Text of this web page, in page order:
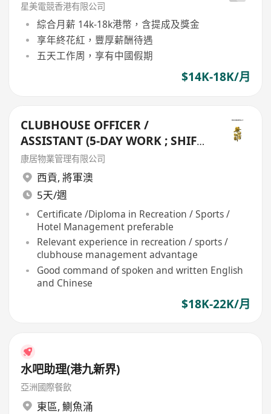
星美電競香港有限公司
綜合月薪 14k-18k港幣，含提成及獎金
享年終花紅，豐厚薪酬待遇
五天工作周，享有中國假期
$14K-18K/月
CLUBHOUSE OFFICER /
ASSISTANT (5-DAY WORK ; SHIFT
DUTY) - TSEUNG KWAN O
康居物業管理有限公司
西貢, 將軍澳
5天/週
Certificate /Diploma in Recreation / Sports /
Hotel Management preferable
Relevant experience in recreation / sports /
clubhouse management advantage
Good command of spoken and written English
and Chinese
$18K-22K/月
水吧助理(港九新界)
亞洲國際餐飲
東區, 鰂魚涌